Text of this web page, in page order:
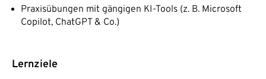
Praxisübungen mit gängigen KI-Tools (z. B. Microsoft
Copilot, ChatGPT & Co.)
Lernziele